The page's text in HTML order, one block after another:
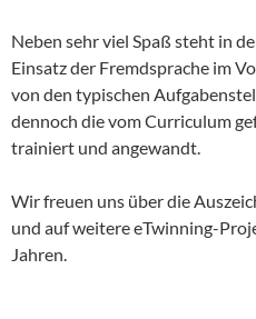
Neben sehr viel Spaß steht in
Einsatz der Fremdsprache im
von den typischen
dennoch die vom Curriculum
trainiert und angewandt.
Wir freuen uns über die
und auf weitere eTwinning-
Jahren.